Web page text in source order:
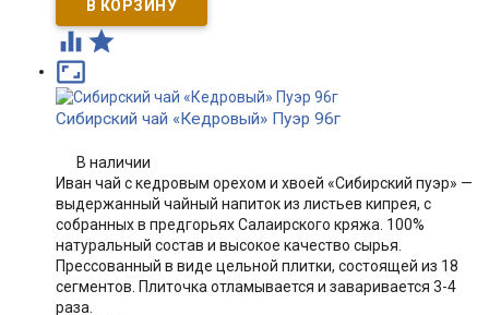
 

Сибирский чай «Кедровый» Пуэр 96г
В наличии
Иван чай с кедровым орехом и хвоей «Сибирский пуэр» —
выдержанный чайный напиток из листьев кипрея, с
собранных в предгорьях Салаирского кряжа. 100%
натуральный состав и высокое качество сырья.
Прессованный в виде цельной плитки, состоящей из 18
сегментов. Плиточка отламывается и заваривается 3-4
раза.